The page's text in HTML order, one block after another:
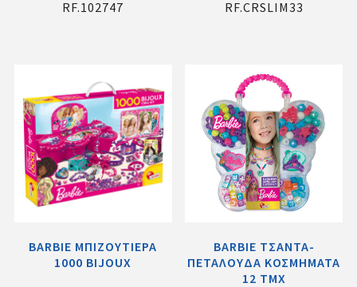
RF.102747
RF.CRSLIM33
ΒΑRBΙΕ ΜΠΙΖΟΥΤΙΕΡΑ
1000 BIJOUX
BARBIE ΤΣΑΝΤΑ-
ΠΕΤΑΛΟΥΔΑ ΚΟΣΜΗΜΑΤΑ
12 ΤΜΧ